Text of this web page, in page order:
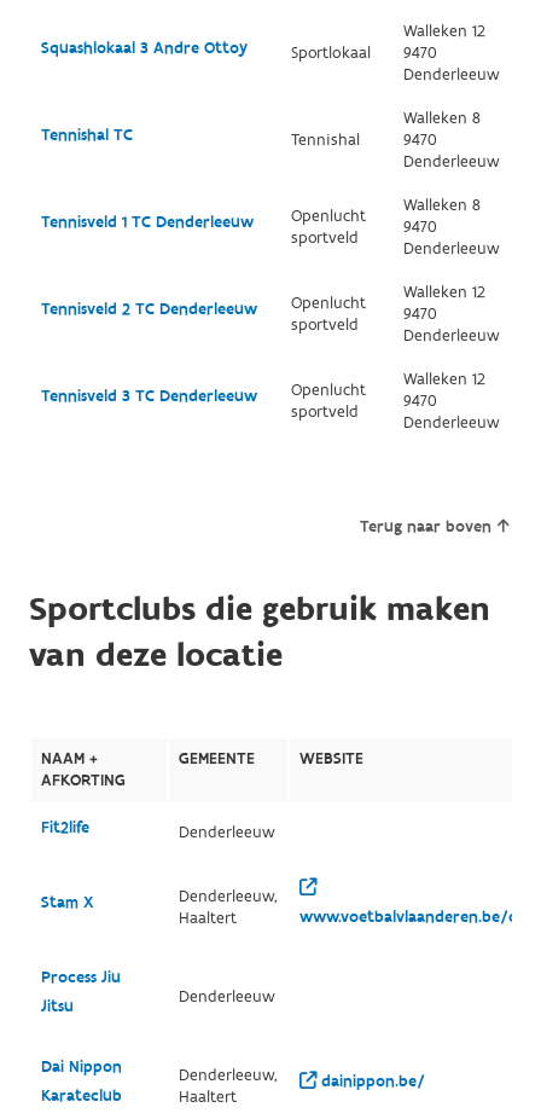
Squashlokaal 3 Andre Ottoy Sportlokaal
Walleken 12
9470
Denderleeuw
Tennishal TC Tennishal
Walleken 8
9470
Denderleeuw
Tennisveld 1 TC Denderleeuw
Openlucht
sportveld
Walleken 8
9470
Denderleeuw
Tennisveld 2 TC Denderleeuw
Openlucht
sportveld
Walleken 12
9470
Denderleeuw
Tennisveld 3 TC Denderleeuw
Openlucht
sportveld
Walleken 12
9470
Denderleeuw
Terug naar boven
Sportclubs die gebruik maken
van deze locatie
NAAM +
AFKORTING
GEMEENTE WEBSITE
Fit2life Denderleeuw
Stam X
Denderleeuw,
Haaltert
www.voetbalvlaanderen.be/
Process Jiu
Jitsu
Denderleeuw
Dai Nippon
Karateclub
Denderleeuw,
Haaltert
dainippon.be/